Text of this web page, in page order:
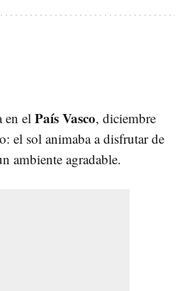
en el País Vasco, diciembre
el sol animaba a disfrutar de
ambiente agradable.